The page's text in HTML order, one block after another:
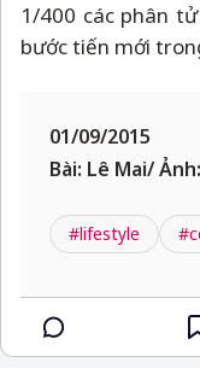
1/400 các phân
bước tiến mới
01/09/2015
Bài: Lê Mai/
#lifestyle